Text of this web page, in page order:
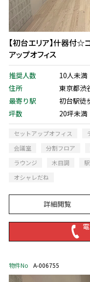
【初台エリア】什器付☆
アップオフィス
推奨人数
10人未満
住所
東京都渋
最寄り駅
初台駅徒
坪数
20坪未満
セットアップオフィス
会議室
分割フロア
ラウンジ
木目調
オシャレだね
詳細閲覧
物件No A-006755